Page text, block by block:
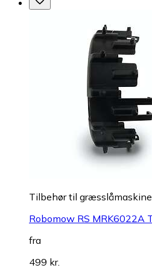
Tilbehør til græsslåmaskine
Robomow RS MRK6022A
fra
499 kr.